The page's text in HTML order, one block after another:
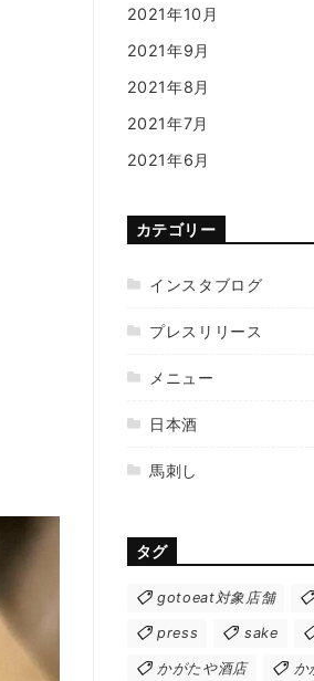
2021年10月
2021年9月
2021年8月
2021年7月
2021年6月
カテゴリー
インスタブログ
プレスリリース
メニュー
日本酒
馬刺し
タグ
gotoeat対象店舗
press sake
かがたや酒店 か